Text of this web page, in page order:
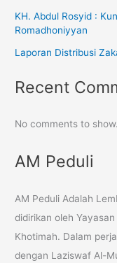
KH. Abdul Rosyid :
Romadhoniyyan
Laporan Distribusi
Recent
No comments to show.
AM Peduli
AM Peduli Adalah
didirikan oleh
Khotimah. Dalam
dengan Laziswaf Al-